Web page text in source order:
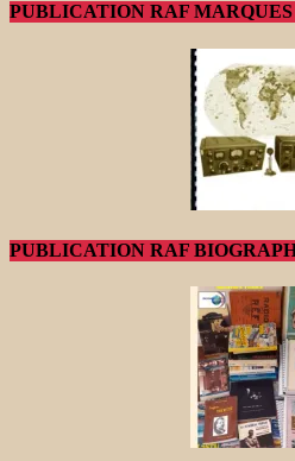
PUBLICATION RAF
PUBLICATION RAF